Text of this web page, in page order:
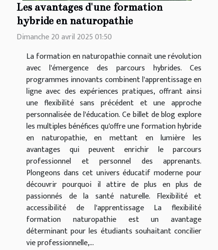
Les avantages d'une formation
hybride en naturopathie
Dimanche 20 avril 2025 01:50
La formation en naturopathie connait une révolution
avec l'émergence des parcours hybrides. Ces
programmes innovants combinent l'apprentissage en
ligne avec des expériences pratiques, offrant ainsi
une flexibilité sans précédent et une approche
personnalisée de l'éducation. Ce billet de blog explore
les multiples bénéfices qu'offre une formation hybride
en naturopathie, en mettant en lumière les
avantages qui peuvent enrichir le parcours
professionnel et personnel des apprenants.
Plongeons dans cet univers éducatif moderne pour
découvrir pourquoi il attire de plus en plus de
passionnés de la santé naturelle. Flexibilité et
accessibilité de l'apprentissage La flexibilité
formation naturopathie est un avantage
déterminant pour les étudiants souhaitant concilier
vie professionnelle,...